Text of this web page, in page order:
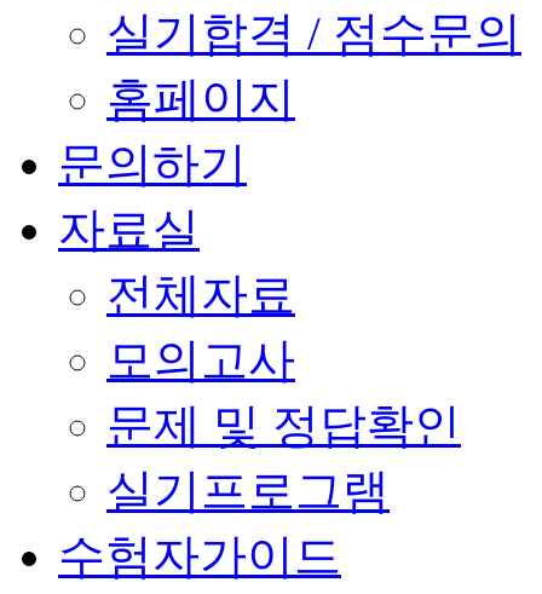
실기합격 / 점수문의
홈페이지
문의하기
자료실
전체자료
모의고사
문제 및 정답확인
실기프로그램
수험자가이드